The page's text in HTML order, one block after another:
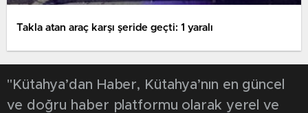
Takla atan araç karşı şeride geçti: 1 yaralı
"Kütahya’dan Haber, Kütahya’nın en güncel
ve doğru haber platformu olarak yerel ve